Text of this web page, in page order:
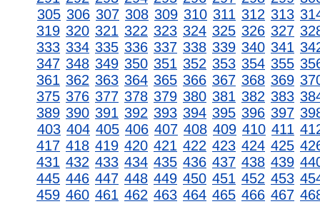
305 306 307 308 309 310 311 312 313
319 320 321 322 323 324 325 326 327
333 334 335 336 337 338 339 340 341
347 348 349 350 351 352 353 354 355
361 362 363 364 365 366 367 368 369
375 376 377 378 379 380 381 382 383
389 390 391 392 393 394 395 396 397
403 404 405 406 407 408 409 410 411
417 418 419 420 421 422 423 424 425
431 432 433 434 435 436 437 438 439
445 446 447 448 449 450 451 452 453
459 460 461 462 463 464 465 466 467